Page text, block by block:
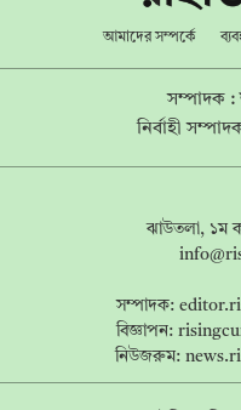
আমাদের সম্পর্কে
সম্পাদক :
নির্বাহী
ঝাউতলা, ১ম
সম্পাদক:
বিজ্ঞাপন:
নিউজরুম: